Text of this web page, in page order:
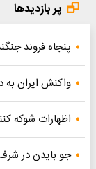
پر بازدیدها
پنجاه فروند جنگنده سوخو 35
واکنش ایران به
اظهارات شوکه
جو بایدن در